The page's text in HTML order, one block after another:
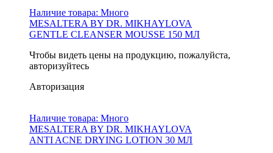
Наличие товара: Много
MESALTERA BY DR. MIKHAYLOVA
GENTLE CLEANSER MOUSSE 150 МЛ
Чтобы видеть цены на продукцию, пожалуйста,
авторизуйтесь
Авторизация
Наличие товара: Много
MESALTERA BY DR. MIKHAYLOVA
ANTI ACNE DRYING LOTION 30 МЛ